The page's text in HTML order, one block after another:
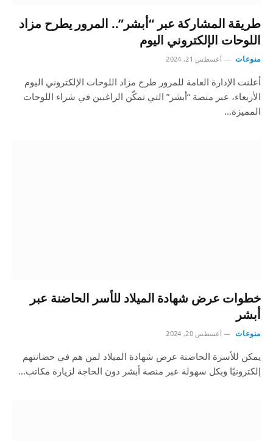
طريقة المشاركة عبر “أبشر”.. المرور يطرح مزاد
اللوحات الإلكتروني اليوم
منوعات أغسطس 21, 2024
أعلنت الإدارة العامة للمرور طرح مزاد اللوحات الإلكتروني اليوم
الأربعاء، عبر منصة “أبشر” التي تمكّن الراغبين في شراء اللوحات
المميزة…
خطوات عرض شهادة الميلاد للأسر الحاضنة عبر
أبشر
منوعات أغسطس 20, 2024
يمكن للأسرة الحاضنة عرض شهادة الميلاد لمن هم في حضانتهم
إلكترونيًا وبكل سهولة عبر منصة أبشر دون الحاجة لزيارة مكاتب…